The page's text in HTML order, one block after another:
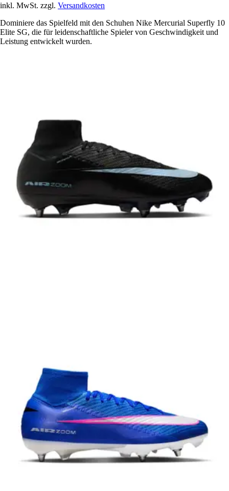
inkl. MwSt. zzgl. Versandkosten
Dominiere das Spielfeld mit den Schuhen Nike Mercurial Superfly 10
Elite SG, die für leidenschaftliche Spieler von Geschwindigkeit und
Leistung entwickelt wurden.